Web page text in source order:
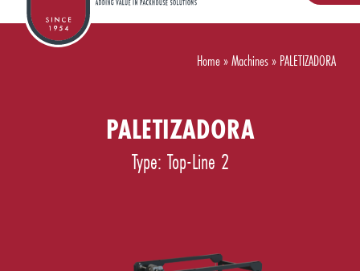
Home»Machines» PALETIZADORA
PALETIZADORA
Type: Top-Line 2